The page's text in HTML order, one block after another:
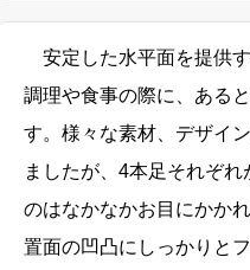
安定した水平面を提供
調理や食事の際に、ある
す。様々な素材、デザイ
ましたが、4本足それぞ
のはなかなかお目にかか
置面の凹凸にしっかりと